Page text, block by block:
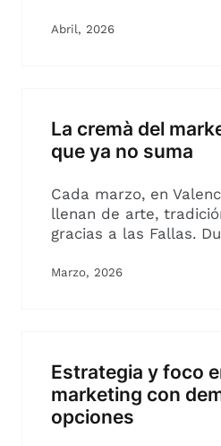
Abril, 2026
La cremà del
que ya no suma
Cada marzo, en
llenan de arte,
gracias a las Fallas.
Marzo, 2026
Estrategia y foco
marketing con
opciones